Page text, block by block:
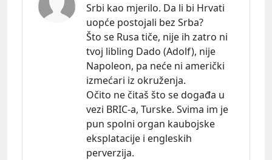
Srbi kao mjerilo. Da li bi Hrvati
uopće postojali bez Srba?
Što se Rusa tiče, nije ih zatro ni
tvoj libling Dado (Adolf), nije
Napoleon, pa neće ni američki
izmećari iz okruženja.
Očito ne čitaš što se događa u
vezi BRIC-a, Turske. Svima im je
pun spolni organ kaubojske
eksplatacije i engleskih
perverzija.